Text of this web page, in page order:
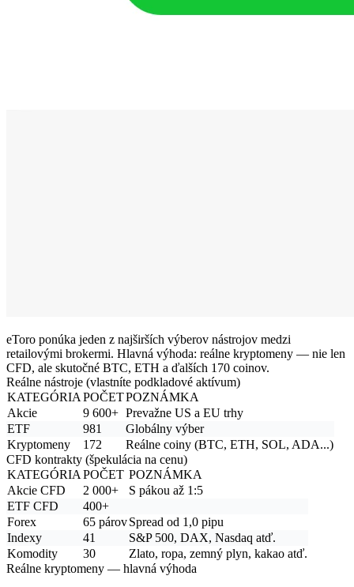
eToro ponúka jeden z najširších výberov nástrojov medzi
retailovými brokermi. Hlavná výhoda: reálne kryptomeny — nie len
CFD, ale skutočné BTC, ETH a ďalších 170 coinov.
Reálne nástroje (vlastníte podkladové aktívum)
KATEGÓRIA POČETPOZNÁMKA
Akcie
9 600+ Prevažne US a EU trhy
ETF
981
Globálny výber
Kryptomeny
172
Reálne coiny (BTC, ETH, SOL, ADA...)
CFD kontrakty (špekulácia na cenu)
KATEGÓRIA POČET POZNÁMKA
Akcie CFD
2 000+
S pákou až 1:5
ETF CFD
400+
Forex
65 párovSpread od 1,0 pipu
Indexy
41
S&P 500, DAX, Nasdaq atď.
Komodity
30
Zlato, ropa, zemný plyn, kakao atď.
Reálne kryptomeny — hlavná výhoda